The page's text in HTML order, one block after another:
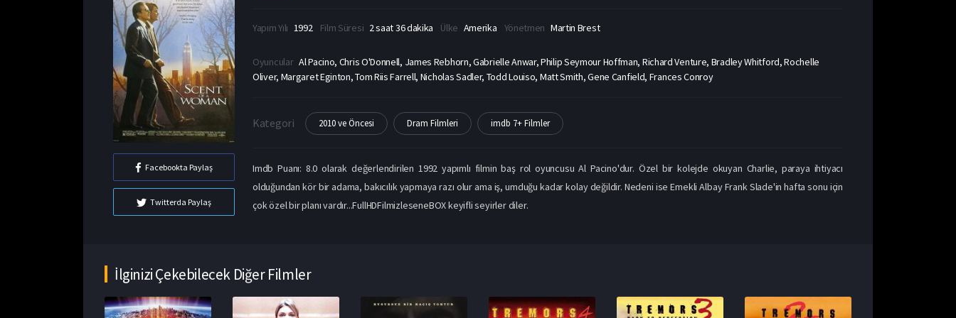
Facebookta Paylaş
Twitterda Paylaş
Yapım Yılı 1992 Film Süresi 2 saat 36 dakika Ülke Amerika Yönetmen Martin Brest
Oyuncular Al Pacino, Chris O'Donnell, James Rebhorn, Gabrielle Anwar, Philip Seymour Hoffman, Richard Venture, Bradley Whitford, Rochelle
Oliver, Margaret Eginton, Tom Riis Farrell, Nicholas Sadler, Todd Louiso, Matt Smith, Gene Canfield, Frances Conroy
Kategori 2010 ve Öncesi Dram Filmleri imdb 7+ Filmler
Imdb Puanı: 8.0 olarak değerlendirilen 1992 yapımlı filmin baş rol oyuncusu Al Pacino'dur. Özel bir kolejde okuyan Charlie, paraya ihtiyacı
olduğundan kör bir adama, bakıcılık yapmaya razı olur ama iş, umduğu kadar kolay değildir. Nedeni ise Emekli Albay Frank Slade'in hafta sonu için
çok özel bir planı vardır...FullHDFilmizleseneBOX keyifli seyirler diler.
İlginizi Çekebilecek Diğer Filmler